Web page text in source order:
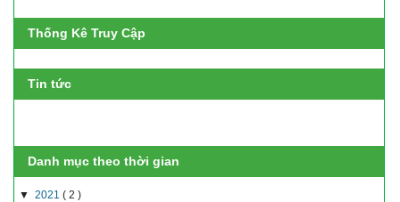
Thống Kê Truy Cập
Tin tức
Danh mục theo thời gian
▼ 2021 ( 2 )